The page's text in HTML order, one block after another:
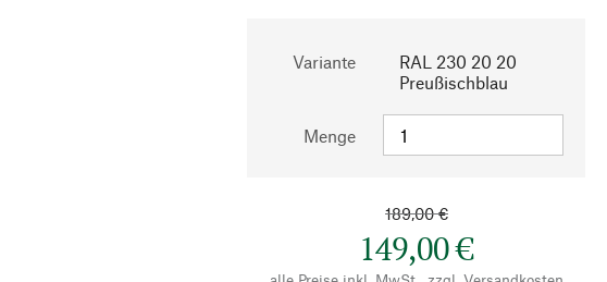
Variante
RAL 230 20 20
Preußischblau
Menge
189,00 €
149,00 €